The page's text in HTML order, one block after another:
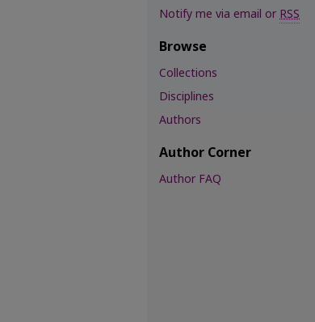
Notify me via email orRSS
Browse
Collections
Disciplines
Authors
Author Corner
Author FAQ